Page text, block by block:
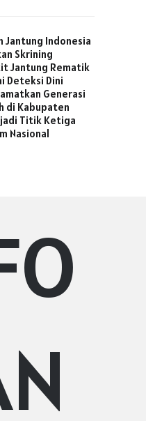
Jantung Indonesia
Skrining
Jantung Rematik
Deteksi Dini
Generasi
di Kabupaten
Titik Ketiga
Nasional